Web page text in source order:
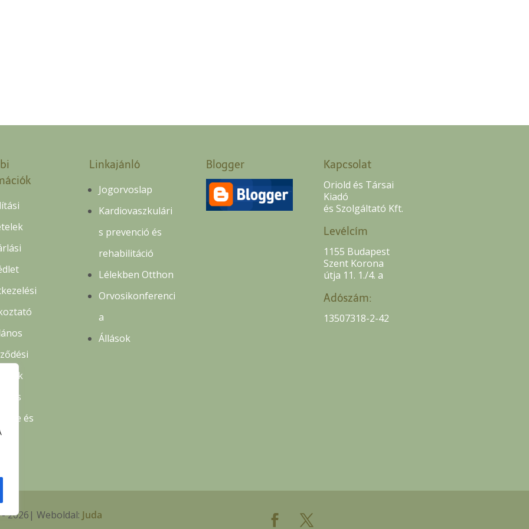
és
Linkajánló
Jogorvoslap
Kardiovaszkulári
s prevenció és
rehabilitáció
Lélekben Otthon
Orvosikonferenci
a
Állások
Blogger
Kapcsolat
Oriold és Társai
Kiadó
és Szolgáltató Kft.
Levélcím
1155 Budapest
Szent Korona
útja 11. 1./4. a
Adószám:
13507318-2-42
2026| Weboldal: Juda